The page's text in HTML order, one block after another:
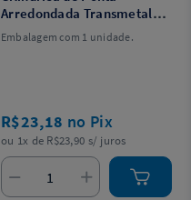
Arredondada Transmetal
Corte Híbrido FG n° DX
19mm - AllPrime
Embalagem com 1 unidade.
R$23,18 no Pix
ou 1x de R$23,90 s/ juros